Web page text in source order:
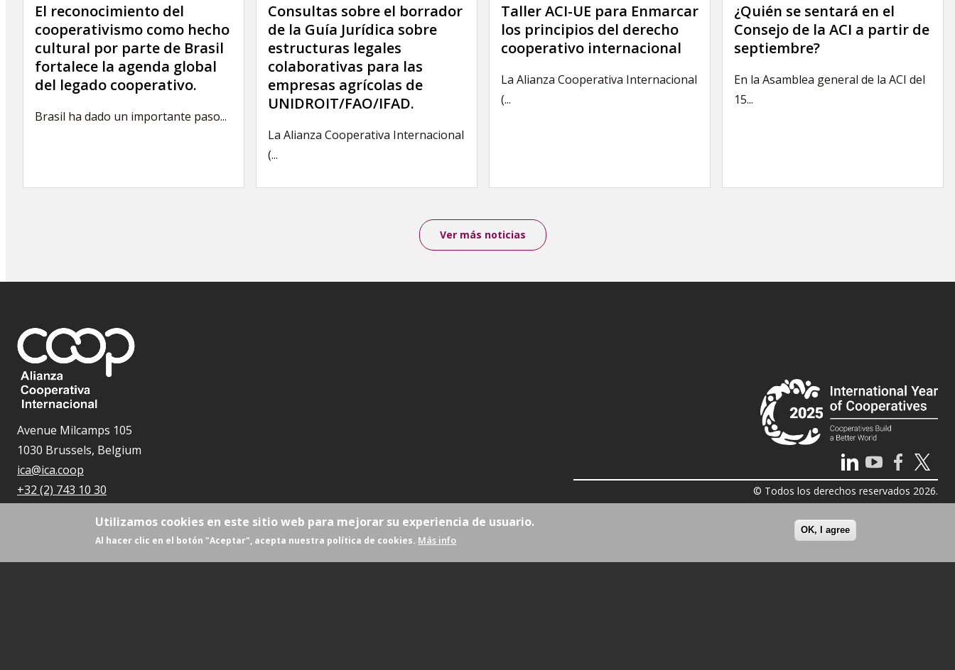
El reconocimiento del
cooperativismo como hecho
cultural por parte de Brasil
fortalece la agenda global
del legado cooperativo.
Brasil ha dado un importante paso...
Consultas sobre el borrador
de la Guía Jurídica sobre
estructuras legales
colaborativas para las
empresas agrícolas de
UNIDROIT/FAO/IFAD.
La Alianza Cooperativa Internacional
(...
Taller ACI-UE para Enmarcar
los principios del derecho
cooperativo internacional
La Alianza Cooperativa Internacional
(...
¿Quién se sentará en el
Consejo de la ACI a partir de
septiembre?
En la Asamblea general de la ACI del
15...
Ver más noticias
Avenue Milcamps 105
1030 Brussels, Belgium
ica@ica.coop
+32 (2) 743 10 30
© Todos los derechos reservados 2026.
Utilizamos cookies en este sitio web para mejorar su experiencia de usuario.
Al hacer clic en el botón "Aceptar", acepta nuestra política de cookies. Más info
OK, I agree